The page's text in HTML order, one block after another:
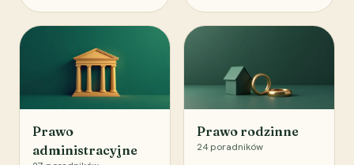
Prawo
administracyjne
Prawo rodzinne
24 poradników